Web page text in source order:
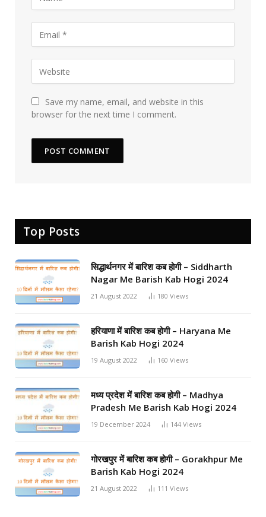
Save my name, email, and website in this
browser for the next time I comment.
Top Posts
सिद्धार्थनगर में बारिश कब होगी – Siddharth
Nagar Me Barish Kab Hogi 2024
21 August 2022 180 Views
हरियाणा में बारिश कब होगी – Haryana Me
Barish Kab Hogi 2024
19 August 2022 160 Views
मध्य प्रदेश में बारिश कब होगी – Madhya
Pradesh Me Barish Kab Hogi 2024
19 December 2024 144 Views
गोरखपुर में बारिश कब होगी – Gorakhpur Me
Barish Kab Hogi 2024
21 August 2022 111 Views